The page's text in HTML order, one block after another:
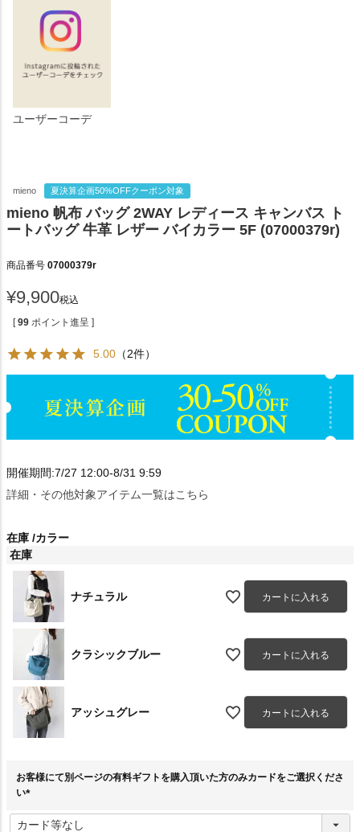
ユーザーコーデ
mieno 夏決算企画50%OFFクーポン対象
mieno 帆布 バッグ 2WAY レディース キャンバス ト
ートバッグ 牛革 レザー バイカラー 5F (07000379r)
商品番号 07000379r
¥9,900税込
[ 99 ポイント進呈 ]
5.00 （2件）
開催期間:7/27 12:00-8/31 9:59
詳細・その他対象アイテム一覧はこちら
在庫 カラー
在庫
ナチュラル カートに入れる
クラシックブルー カートに入れる
アッシュグレー カートに入れる
お客様にて別ページの有料ギフトを購入頂いた方のみカードをご選択くださ
い
必